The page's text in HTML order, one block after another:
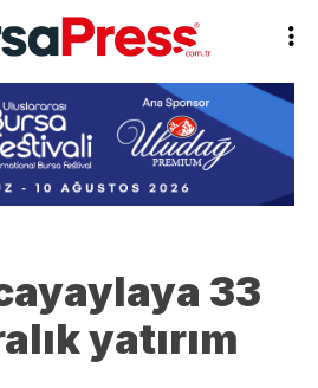
33
yatırım